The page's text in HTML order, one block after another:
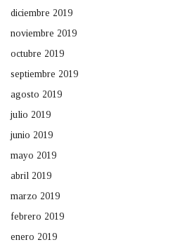
diciembre 2019
noviembre 2019
octubre 2019
septiembre 2019
agosto 2019
julio 2019
junio 2019
mayo 2019
abril 2019
marzo 2019
febrero 2019
enero 2019